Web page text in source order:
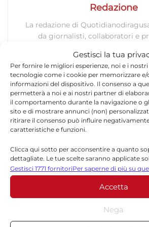
Gestisci la tua
Per fornire le migliori esperienze, noi e i
tecnologie come i cookie per memorizzare e/
informazioni del dispositivo. Il consenso a
permetterà a noi e ai nostri partner di
il comportamento durante la navigazione o
sito e di mostrare annunci (non)
ritirare il consenso può influire
caratteristiche e funzioni.
Clicca qui sotto per acconsentire a quanto
dettagliate. Le tue scelte saranno applicate
sito. È possibile modificare le impostazioni in
compreso il ritiro del consenso, utilizzando i
Policy o cliccando sul pulsante di gestione
inferiore dello schermo.
Statistiche
Gestisci 1771 fornitoriPer saperne di più su
Accetta
Nega
Redazione
La redazione di
da giornalisti, collaboratori e
offrire notizie, approfondimenti
accurati dedicati alla Sicilia,
politica, alla cronaca, alla cultura e
team dinamico e indipendente
qualità, tempestività e
Lascia un commento
Il tuo indirizzo email non sarà pubblicato.